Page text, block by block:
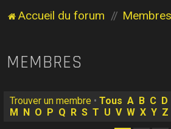
Accueil du forum Membres
MEMBRES
Trouver un membre •Tous A B C D
M
N O P Q R S T U V W X Y Z